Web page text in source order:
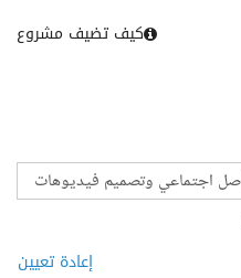
كيف تضيف مشروع
إعادة تعيين